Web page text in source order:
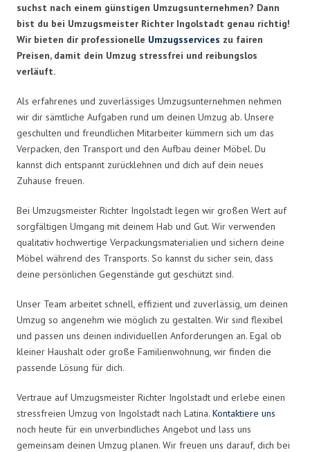
suchst nach einem günstigen Umzugsunternehmen? Dann
bist du bei Umzugsmeister Richter Ingolstadt genau richtig!
Wir bieten dir professionelle Umzugsservices zu fairen
Preisen, damit dein Umzug stressfrei und reibungslos
verläuft.
Als erfahrenes und zuverlässiges Umzugsunternehmen nehmen
wir dir sämtliche Aufgaben rund um deinen Umzug ab. Unsere
geschulten und freundlichen Mitarbeiter kümmern sich um das
Verpacken, den Transport und den Aufbau deiner Möbel. Du
kannst dich entspannt zurücklehnen und dich auf dein neues
Zuhause freuen.
Bei Umzugsmeister Richter Ingolstadt legen wir großen Wert auf
sorgfältigen Umgang mit deinem Hab und Gut. Wir verwenden
qualitativ hochwertige Verpackungsmaterialien und sichern deine
Möbel während des Transports. So kannst du sicher sein, dass
deine persönlichen Gegenstände gut geschützt sind.
Unser Team arbeitet schnell, effizient und zuverlässig, um deinen
Umzug so angenehm wie möglich zu gestalten. Wir sind flexibel
und passen uns deinen individuellen Anforderungen an. Egal ob
kleiner Haushalt oder große Familienwohnung, wir finden die
passende Lösung für dich.
Vertraue auf Umzugsmeister Richter Ingolstadt und erlebe einen
stressfreien Umzug von Ingolstadt nach Latina. Kontaktiere uns
noch heute für ein unverbindliches Angebot und lass uns
gemeinsam deinen Umzug planen. Wir freuen uns darauf, dich bei